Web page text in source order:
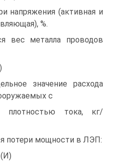
напряжения (активная и
%.
вес металла проводов
значение расхода
с
плотностью тока, кг/
потери мощности в ЛЭП: